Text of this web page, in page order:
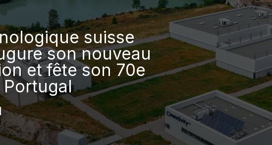
suisse
son nouveau
et fête son 70e
Portugal